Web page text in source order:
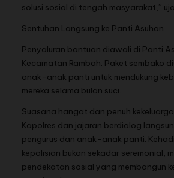
solusi sosial di tengah masyarakat,”
Sentuhan Langsung ke Panti Asuhan
Penyaluran bantuan diawali di Panti
Kecamatan Rambah. Paket sembako
anak-anak panti untuk mendukung
mereka selama bulan suci.
Suasana hangat dan penuh
Kapolres dan jajaran berdialog
pengurus dan anak-anak panti.
kepolisian bukan sekadar seremonial,
pendekatan sosial yang membangun